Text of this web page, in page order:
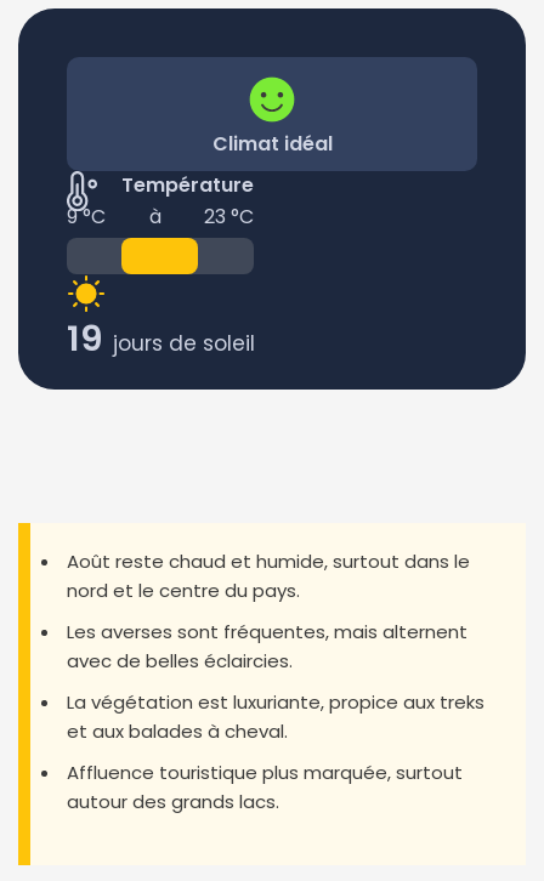
Climat idéal
Température
9 °C
à 23 °C
19 jours de soleil
Août reste chaud et humide, surtout dans le
nord et le centre du pays.
Les averses sont fréquentes, mais alternent
avec de belles éclaircies.
La végétation est luxuriante, propice aux treks
et aux balades à cheval.
Affluence touristique plus marquée, surtout
autour des grands lacs.